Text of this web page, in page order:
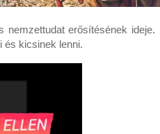
nemzettudat erősítésének ideje.
és kicsinek lenni.